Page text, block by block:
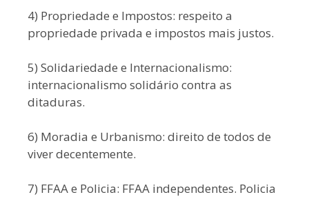
4) Propriedade e Impostos: respeito a
propriedade privada e impostos mais justos.
5) Solidariedade e Internacionalismo:
internacionalismo solidário contra as
ditaduras.
6) Moradia e Urbanismo: direito de todos de
viver decentemente.
7) FFAA e Policia: FFAA independentes. Policia